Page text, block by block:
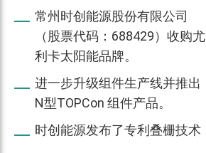
常州时创能源股份有限公司
（股票代码：688429）收购尤
利卡太阳能品牌。
进一步升级组件生产线并推出
N型TOPCon 组件产品。
时创能源发布了专利叠栅技术